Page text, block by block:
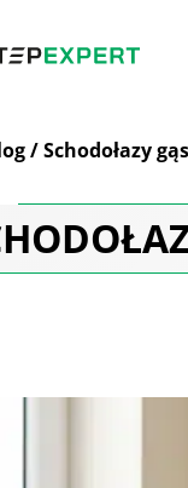
/Schodołazy